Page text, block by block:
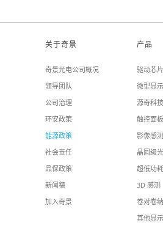
关于奇景
奇景光电公司概况
领导团队
公司治理
环安政策
能源政策
社会责任
品保政策
新闻稿
加入奇景
产品
驱动芯片
微型显
源奇科
触控面
影像感
晶圆级
超低功
3D 感测
卷对卷
其他显